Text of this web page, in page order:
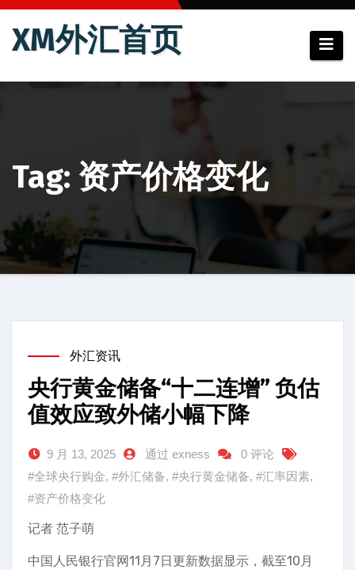
跳
XM外汇首页
Tag: 资产价格变化
外汇资讯
央行黄金储备“十二连增” 负估
值效应致外储小幅下降
9 月 13, 2025 通过 exness
0 评论
#全球央行购金, #外汇储备, #央行黄金储备, #汇率因素,
#资产价格变化
记者 范子萌
中国人民银行官网11月7日更新数据显示，截至10月